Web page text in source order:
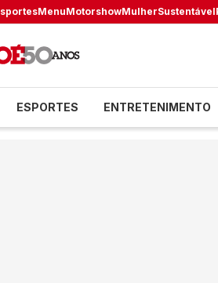
MenuMotorshowMulherSustentável
ESPORTES ENTRETENIMENTO